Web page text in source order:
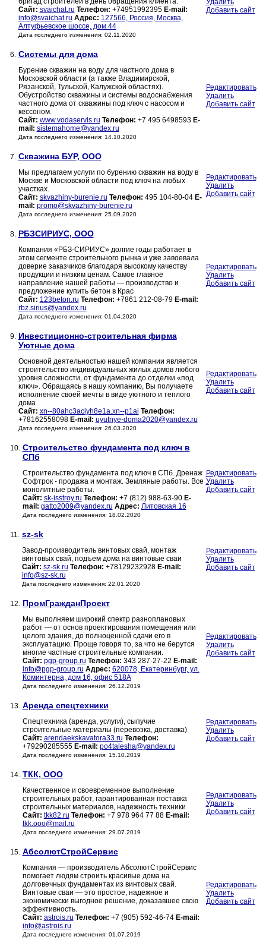
Сайт: svaichat.ru Телефон: +74951992395 E-mail:
info@svaichat.ru Адрес: 127566, Россия, Москва,
Алтуфьевское шоссе, дом 44
Дата последнего изменения: 02.11.2020
Удалить
Добавить сайт
6. Системы для дома
Бурение скважин на воду для частного дома в
Московской области (а также Владимирской,
Рязанской, Тульской, Калужской областях).
Обустройство скважины и системы водоснабжения
частного дома от скважины под ключ с насосом и
кессоном.
Сайт: www.vodaservis.ru Телефон: +7 495 6498593 E-
mail: sistemahome@yandex.ru
Дата последнего изменения: 14.10.2020
Редактировать
Удалить
Добавить сайт
7. Скважина БУР, ООО
Мы предлагаем услуги по бурению скважин на воду в
Москве и Московской области под ключ на любых
участках.
Сайт: skvazhiny-burenie.ru Телефон: 495 104-80-04 E-
mail: promo@skvazhiny-burenie.ru
Дата последнего изменения: 25.09.2020
Редактировать
Удалить
Добавить сайт
8. РБЗСИРИУС, ООО
Компания «РБЗ-СИРИУС» долгие годы работает в
этом сегменте строительного рынка и уже завоевала
доверие заказчиков благодаря высокому качеству
продукции и низким ценам. Самое главное
направление нашей работы — производство и
предложение купить бетон в Крас
Сайт: 123beton.ru Телефон: +7861 212-08-79 E-mail:
rbz.sirius@yandex.ru
Дата последнего изменения: 01.04.2020
Редактировать
Удалить
Добавить сайт
9. Инвестиционно-строительная фирма
Уютные дома
Основной деятельностью нашей компании является
строительство индивидуальных жилых домов любого
уровня сложности, от фундамента до отделки «под
ключ». Обращаясь в нашу компанию, Вы получаете
исполнение своей мечты в виде уютного и теплого
дома
Сайт: xn--80ahc3aciyh8e1a.xn--p1ai Телефон:
+78162558098 E-mail: uyutnye-doma2020@yandex.ru
Дата последнего изменения: 26.03.2020
Редактировать
Удалить
Добавить сайт
10. Строительство фундамента под ключ в
СПб
Строительство фундамента под ключ в СПб. Дренаж
Софтрок - продажа и монтаж. Земляные работы. Все
монолитные работы.
Сайт: sk-isstroy.ru Телефон: +7 (812) 988-63-90 E-
mail: gatto2009@yandex.ru Адрес: Литовская 16
Дата последнего изменения: 18.02.2020
Редактировать
Удалить
Добавить сайт
11. sz-sk
Завод-производитель винтовых свай, монтаж
винтовых свай, подъем дома на винтовые сваи
Сайт: sz-sk.ru Телефон: +78129232928 E-mail:
info@sz-sk.ru
Дата последнего изменения: 22.01.2020
Редактировать
Удалить
Добавить сайт
12. ПромГражданПроект
Мы выполняем широкий спектр разноплановых
работ — от основ проектирования помещения или
целого здания, до полноценной сдачи его в
эксплуатацию. Проще говоря то, за что не берутся
многие частные строительные компании.
Сайт: pgp-group.ru Телефон: 343 287-27-22 E-mail:
info@pgp-group.ru Адрес: 620078, Екатеринбург, ул.
Коминтерна, дом 16, офис 518А
Дата последнего изменения: 26.12.2019
Редактировать
Удалить
Добавить сайт
13. Аренда спецтехники
Спецтехника (аренда, услуги), сыпучие
строительные материалы (перевозка, доставка)
Сайт: arendaekskavatora33.ru Телефон:
+79290285555 E-mail: po4talesha@yandex.ru
Дата последнего изменения: 15.10.2019
Редактировать
Удалить
Добавить сайт
14. ТКК, ООО
Качественное и своевременное выполнение
строительных работ, гарантированная поставка
строительных материалов, надежность техники
Сайт: tkk82.ru Телефон: +7 978 964 77 88 E-mail:
tkk.ooo@mail.ru
Дата последнего изменения: 29.07.2019
Редактировать
Удалить
Добавить сайт
15. АбсолютСтройСервис
Компания — производитель АбсолютСтройСервис
помогает людям строить красивые дома на
долговечных фундаментах из винтовых свай.
Винтовые сваи — это простое, надежное и
экономически выгодное решение, доказавшее свою
эффективность.
Сайт: astrois.ru Телефон: +7 (905) 592-46-74 E-mail:
info@astrois.ru
Дата последнего изменения: 01.07.2019
Редактировать
Удалить
Добавить сайт